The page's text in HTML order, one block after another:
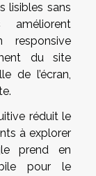
lisibles sans
responsive
du site
de l’écran,
réduit le
à explorer
prend en
pour le